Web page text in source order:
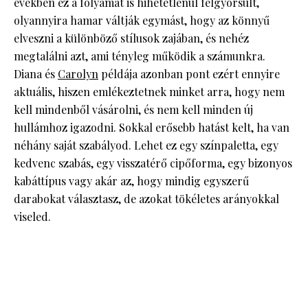
olyannyira hamar váltják egymást, hogy az könnyű
elveszni a különböző stílusok zajában, és nehéz
megtalálni azt, ami tényleg működik a számunkra.
Diana és Carolyn példája azonban pont ezért ennyire
aktuális, hiszen emlékeztetnek minket arra, hogy nem
kell mindenből vásárolni, és nem kell minden új
hullámhoz igazodni. Sokkal erősebb hatást kelt, ha van
néhány saját szabályod. Lehet ez egy színpaletta, egy
kedvenc szabás, egy visszatérő cipőforma, egy bizonyos
kabáttípus vagy akár az, hogy mindig egyszerű
darabokat választasz, de azokat tökéletes arányokkal
viseled.